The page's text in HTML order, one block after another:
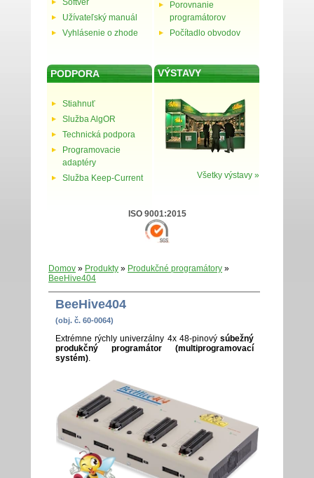
Softvér
Užívateľský manuál
Vyhlásenie o zhode
Porovnanie
programátorov
Počítadlo obvodov
PODPORA
Stiahnuť
Služba AlgOR
Technická podpora
Programovacie
adaptéry
Služba Keep-Current
VÝSTAVY
Všetky výstavy »
ISO 9001:2015
Domov » Produkty » Produkčné programátory »
BeeHive404
BeeHive404
(obj. č. 60-0064)
Extrémne rýchly univerzálny 4x 48-pinovýsúbežný
produkčný programátor (multiprogramovací
systém).